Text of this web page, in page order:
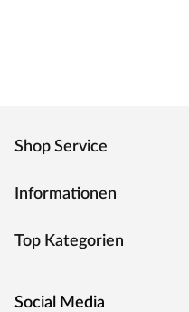
Shop Service
Informationen
Top Kategorien
Social Media